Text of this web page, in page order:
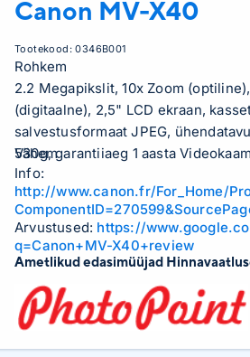
Canon MV-X40
Tootekood:0346B001
Rohkem
2.2 Megapikslit, 10x Zoom
(digitaalne), 2,5" LCD ekraan,
salvestusformaat JPEG,
530g, garantiiaeg 1 aasta
Vähem
Info:
http://www.canon.fr/For_Home/
Arvustused: https://
q=Canon+MV-X40+review
Ametlikud edasimüüjad